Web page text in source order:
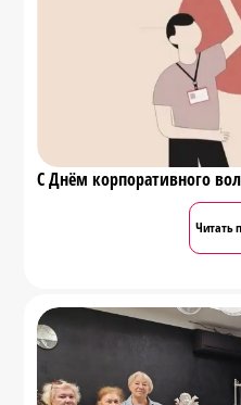
С Днём корпоративного
Читать